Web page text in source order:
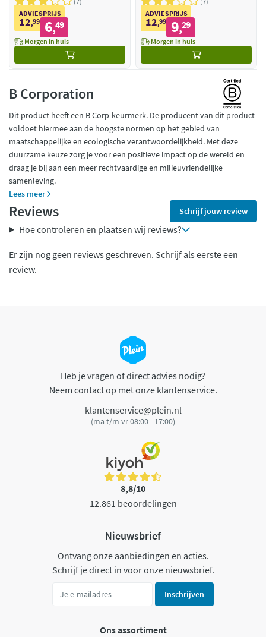
ADVIESPRIJS
12,99 6,49
Morgen in huis
ADVIESPRIJS
12,99 9,29
Morgen in huis
B Corporation
Dit product heeft een B Corp-keurmerk. De producent van dit product
voldoet hiermee aan de hoogste normen op het gebied van
maatschappelijke en ecologische verantwoordelijkheid. Met deze
duurzame keuze zorg je voor een positieve impact op de wereld en
draag je bij aan een meer rechtvaardige en milieuvriendelijke
samenleving.
Lees meer
Reviews Schrijf jouw review
Hoe controleren en plaatsen wij reviews?
Er zijn nog geen reviews geschreven. Schrijf als eerste een
review.
Heb je vragen of direct advies nodig?
Neem contact op met onze klantenservice.
klantenservice@plein.nl
(ma t/m vr 08:00 - 17:00)
8,8/10
12.861 beoordelingen
Nieuwsbrief
Ontvang onze aanbiedingen en acties.
Schrijf je direct in voor onze nieuwsbrief.
Inschrijven
Ons assortiment